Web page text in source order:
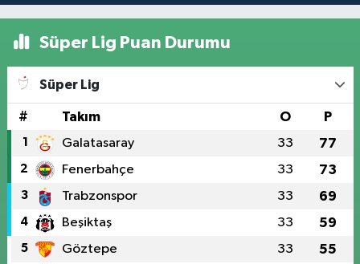
Süper Lig Puan Durumu
Süper Lig
# Takım O P
1 Galatasaray 33 77
2 Fenerbahçe 33 73
3 Trabzonspor 33 69
4 Beşiktaş 33 59
5 Göztepe 33 55